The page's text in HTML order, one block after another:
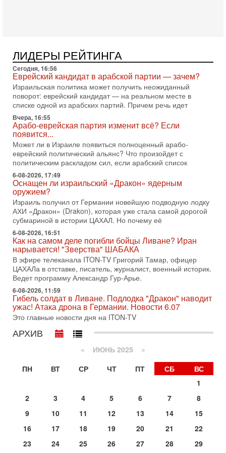
03/08/2026
Президент США Дональд Трамп объявил о возобновлении
переговоров с Ираном, но Тегеран пока не подтвердил
готовность к диалогу. По словам американского
2-08-2026, 08:42
Трамп отменил удар по Ирану - НОВОСТИ
02/08/2026
Президент США Дональд Трамп сегодня заявил об отмене
подготовленного удара по Ирану после обращений
Тегерана и других стран региона. По его словам,
1-08-2026, 17:50
«Русский голос» Израиля: кто заберет его на этот
раз?
Голоса русскоязычных репатриантов не раз кардинально
меняли политический ландшафт Израиля. Достаточно
вспомнить взлет партии «Исраэль ба-алия», когда
31-07-2026, 17:00
Тайны закрытых дверей: о чём на самом деле
молчат Трамп и Нетаньяху?
Недавний визит премьер-министра Израиля Биньямина
Нетаньяху в США и его встреча с Дональдом Трампом
оставили больше вопросов, чем ответов. Полная
31-07-2026, 15:18
Иран готовит покушение на Нетаниягу! Трамп не
хочет эскалации, но КСИР готовит взрыв!
В эфире телеканала ITON-TV СЕРГЕЙ МИГДАЛЬ, эксперт
по вопросам безопасности, офицер запаса
Международного управления полиции Израиля, автор
31-07-2026, 09:02
Битва за разоружение ХАМАСа - НОВОСТИ
Сегодня президент США Дональд Трамп заявил о
достижении исторического соглашения о полном
разоружении ХАМАСа и других вооруженных группировок в
30-07-2026, 17:59
Иран доведет Трампа до крайних мер? Разбор и
оценка от военного обозревателя Давида Шарпа
с каждым днем. Почему Трамп в самый последний момент
отменил решение о нанесении тяжелых ударов
ЛИДЕРЫ РЕЙТИНГА
Сегодня, 16:56
Еврейский кандидат в арабской партии — зачем?
Израильская политика может получить неожиданный
поворот: еврейский кандидат — на реальном месте в
списке одной из арабских партий. Причем речь идет
Вчера, 16:55
Арабо-еврейская партия изменит всё? Если
появится...
Может ли в Израиле появиться полноценный арабо-
еврейский политический альянс? Что произойдет с
политическим раскладом сил, если арабский список
6-08-2026, 17:49
Оснащен ли израильский «Дракон» ядерным
оружием?
Израиль получил от Германии новейшую подводную лодку
АХИ «Дракон» (Drakon), которая уже стала самой дорогой
субмариной в истории ЦАХАЛ. Но почему её
6-08-2026, 16:51
Как на самом деле погибли бойцы Ливане? Иран
нарывается! "Зверства" ШАБАКА
В эфире телеканала ITON-TV Григорий Тамар, офицер
ЦАХАЛа в отставке, писатель, журналист, военный историк.
Ведет программу Александр Гур-Арье.
6-08-2026, 11:59
Гибель солдат в Ливане. Подлодка "Дракон" наводит
ужас! Атака дрона в Германии. Новости 6.07
Это главные новости дня на ITON-TV
АРХИВ
« ИЮНЬ 2025 »
ПН
ВТ СР ЧТ ПТ СБ
ВС
1
2
3 4 5 6 7
8
9
10 11 12 13 14
15
16
17 18 19 20 21
22
23
24 25 26 27 28
29